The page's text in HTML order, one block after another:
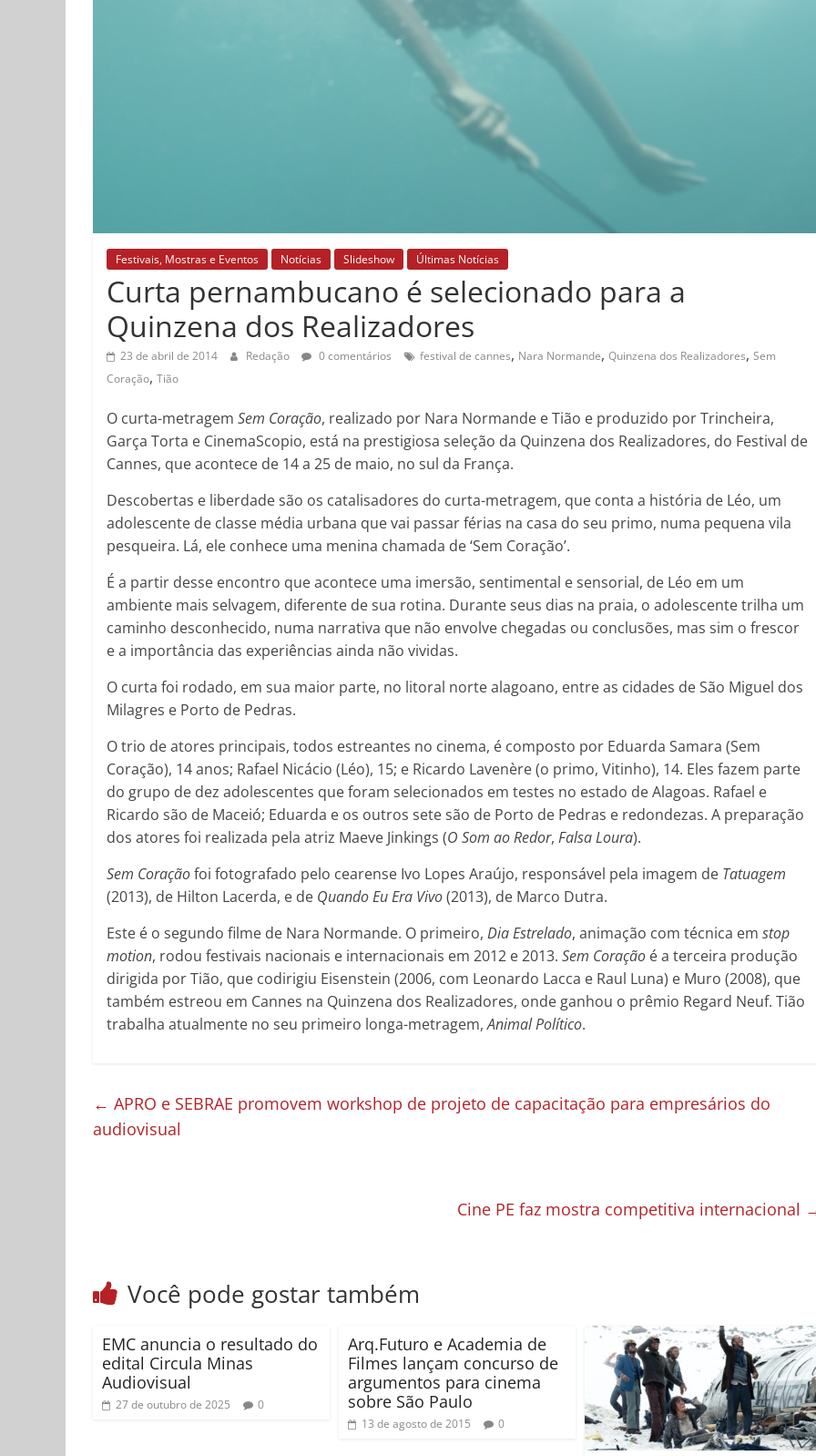
Festivais, Mostras e Eventos Notícias Slideshow Últimas Notícias
Curta pernambucano é selecionado para a
Quinzena dos Realizadores
23 de abril de 2014 Redação 0 comentários festival de cannes, Nara Normande, Quinzena dos Realizadores, Sem
Coração, Tião
O curta-metragem Sem Coração, realizado por Nara Normande e Tião e produzido por Trincheira,
Garça Torta e CinemaScopio, está na prestigiosa seleção da Quinzena dos Realizadores, do Festival de
Cannes, que acontece de 14 a 25 de maio, no sul da França.
Descobertas e liberdade são os catalisadores do curta-metragem, que conta a história de Léo, um
adolescente de classe média urbana que vai passar férias na casa do seu primo, numa pequena vila
pesqueira. Lá, ele conhece uma menina chamada de ‘Sem Coração’.
É a partir desse encontro que acontece uma imersão, sentimental e sensorial, de Léo em um
ambiente mais selvagem, diferente de sua rotina. Durante seus dias na praia, o adolescente trilha um
caminho desconhecido, numa narrativa que não envolve chegadas ou conclusões, mas sim o frescor
e a importância das experiências ainda não vividas.
O curta foi rodado, em sua maior parte, no litoral norte alagoano, entre as cidades de São Miguel dos
Milagres e Porto de Pedras.
O trio de atores principais, todos estreantes no cinema, é composto por Eduarda Samara (Sem
Coração), 14 anos; Rafael Nicácio (Léo), 15; e Ricardo Lavenère (o primo, Vitinho), 14. Eles fazem parte
do grupo de dez adolescentes que foram selecionados em testes no estado de Alagoas. Rafael e
Ricardo são de Maceió; Eduarda e os outros sete são de Porto de Pedras e redondezas. A preparação
dos atores foi realizada pela atriz Maeve Jinkings (O Som ao Redor, Falsa Loura).
Sem Coraçãofoi fotografado pelo cearense Ivo Lopes Araújo, responsável pela imagem de Tatuagem
(2013), de Hilton Lacerda, e de Quando Eu Era Vivo(2013), de Marco Dutra.
Este é o segundo filme de Nara Normande. O primeiro, Dia Estrelado, animação com técnica em stop
motion, rodou festivais nacionais e internacionais em 2012 e 2013. Sem Coração é a terceira produção
dirigida por Tião, que codirigiu Eisenstein (2006, com Leonardo Lacca e Raul Luna) e Muro (2008), que
também estreou em Cannes na Quinzena dos Realizadores, onde ganhou o prêmio Regard Neuf. Tião
trabalha atualmente no seu primeiro longa-metragem,Animal Político.
← APRO e SEBRAE promovem workshop de projeto de capacitação para empresários do
audiovisual
Cine PE faz mostra competitiva internacional
Você pode gostar também
EMC anuncia o resultado do
edital Circula Minas
Audiovisual
27 de outubro de 2025 0
Arq.Futuro e Academia de
Filmes lançam concurso de
argumentos para cinema
sobre São Paulo
13 de agosto de 2015 0